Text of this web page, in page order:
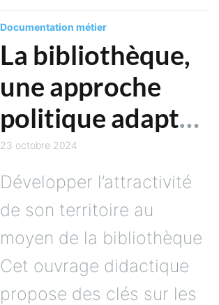
Documentation métier
La bibliothèque,
une approche
politique adaptée
au territoire
23 octobre 2024
Développer l’attractivité
de son territoire au
moyen de la bibliothèque
Cet ouvrage didactique
propose des clés sur les